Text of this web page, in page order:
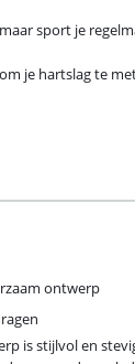
sport je
je hartslag te
ontwerp
is stijlvol en